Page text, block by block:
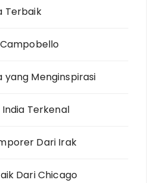
Terbaik
yang Menginspirasi
Terkenal
Dari Irak
Dari Chicago